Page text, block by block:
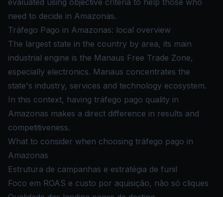
evaluated using objective criteria to help those who
need to decide in Amazonas.
Tráfego Pago in Amazonas: local overview
The largest state in the country by area, its main
industrial engine is the Manaus Free Trade Zone,
especially electronics. Manaus concentrates the
state's industry, services and technology ecosystem.
In this context, having tráfego pago quality in
Amazonas makes a direct difference in results and
competitiveness.
What to consider when choosing tráfego pago in
Amazonas
Estrutura de campanhas e estratégia de funil
Foco em ROAS e custo por aquisição, não só cliques